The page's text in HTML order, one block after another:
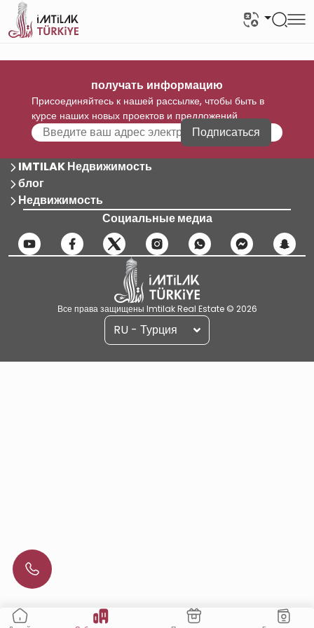
получать информацию
Присоединяйтесь к нашей рассылке, чтобы быть в
курсе наших новых проектов и предложений
Подписаться
IMTILAK Недвижимость
блог
Недвижимость
Социальные медиа
Все права защищены Imtilak Real Estate © 2026
RU - Турция